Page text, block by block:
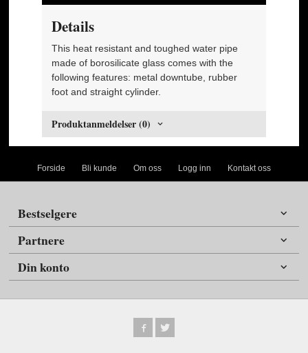
Details
This heat resistant and toughed water pipe
made of borosilicate glass comes with the
following features: metal downtube, rubber
foot and straight cylinder.
Produktanmeldelser (0)
Forside Bli kunde Om oss Logg inn Kontakt oss
Bestselgere
Partnere
Din konto